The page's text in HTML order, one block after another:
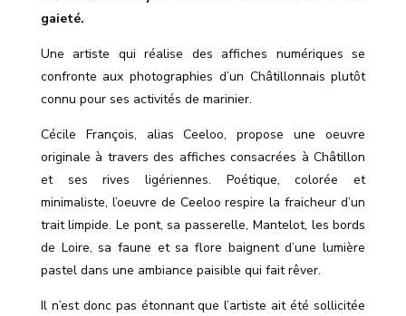
gaieté.
Une artiste qui réalise des affiches numériques se
confronte aux photographies d’un Châtillonnais plutôt
connu pour ses activités de marinier.
Cécile François, alias Ceeloo, propose une oeuvre
originale à travers des affiches consacrées à Châtillon
et ses rives ligériennes. Poétique, colorée et
minimaliste, l’oeuvre de Ceeloo respire la fraicheur d’un
trait limpide. Le pont, sa passerelle, Mantelot, les bords
de Loire, sa faune et sa flore baignent d’une lumière
pastel dans une ambiance paisible qui fait rêver.
Il n’est donc pas étonnant que l’artiste ait été sollicitée